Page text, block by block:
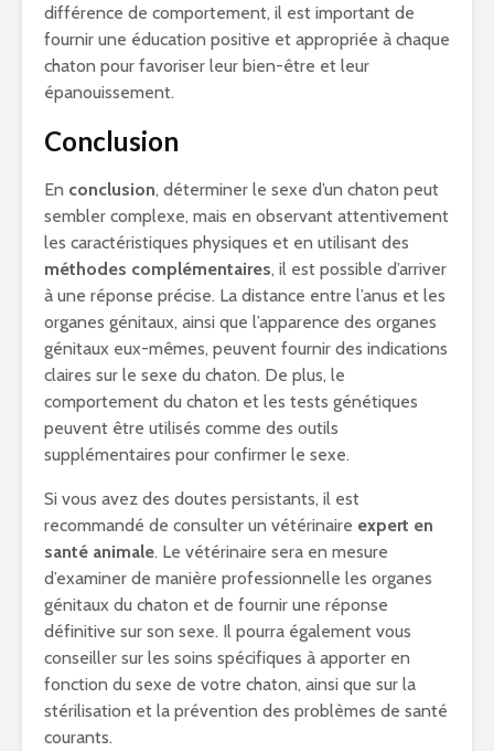
différence de comportement, il est important de
fournir une éducation positive et appropriée à chaque
chaton pour favoriser leur bien-être et leur
épanouissement.
Conclusion
En conclusion, déterminer le sexe d’un chaton peut
sembler complexe, mais en observant attentivement
les caractéristiques physiques et en utilisant des
méthodes complémentaires, il est possible d’arriver
à une réponse précise. La distance entre l’anus et les
organes génitaux, ainsi que l’apparence des organes
génitaux eux-mêmes, peuvent fournir des indications
claires sur le sexe du chaton. De plus, le
comportement du chaton et les tests génétiques
peuvent être utilisés comme des outils
supplémentaires pour confirmer le sexe.
Si vous avez des doutes persistants, il est
recommandé de consulter un vétérinaire expert en
santé animale. Le vétérinaire sera en mesure
d’examiner de manière professionnelle les organes
génitaux du chaton et de fournir une réponse
définitive sur son sexe. Il pourra également vous
conseiller sur les soins spécifiques à apporter en
fonction du sexe de votre chaton, ainsi que sur la
stérilisation et la prévention des problèmes de santé
courants.